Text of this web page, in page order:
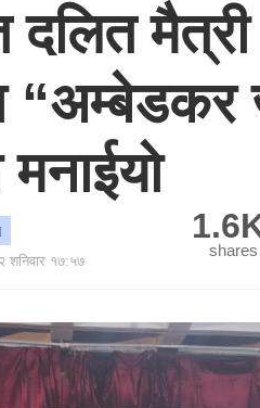
दलित
“अम्बेडकर
मनाईयो
शनिवार १७:५७
shares